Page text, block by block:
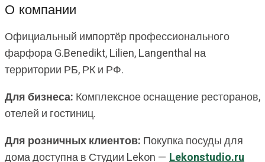
О компании
Официальный импортёр профессионального
фарфора G.Benedikt, Lilien, Langenthal на
территории РБ, РК и РФ.
Для бизнеса: Комплексное оснащение ресторанов,
отелей и гостиниц.
Для розничных клиентов: Покупка посуды для
дома доступна в Студии Lekon — Lekonstudio.ru